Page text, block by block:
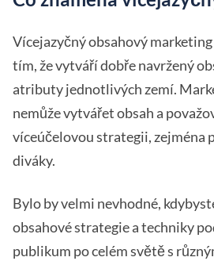
Vícejazyčný obsahový
tím, že vytváří dobře navržený
atributy jednotlivých zemí.
nemůže vytvářet obsah a
víceúčelovou strategii, zejména
diváky.
Bylo by velmi nevhodné,
obsahové strategie a techniky
publikum po celém světě s